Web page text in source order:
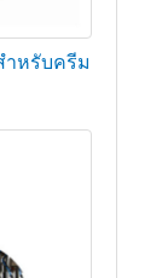
ำหรับครีม